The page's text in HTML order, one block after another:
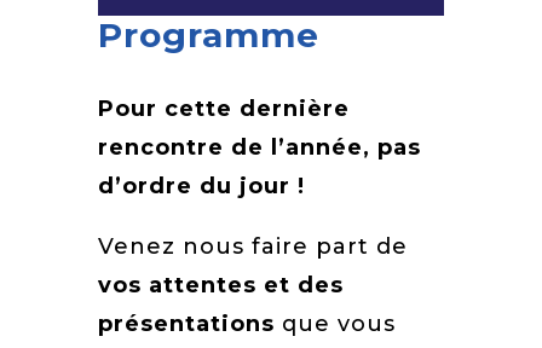
Programme
Pour cette dernière
rencontre de l’année, pas
d’ordre du jour !
Venez nous faire part de
vos attentes et des
présentations que vous